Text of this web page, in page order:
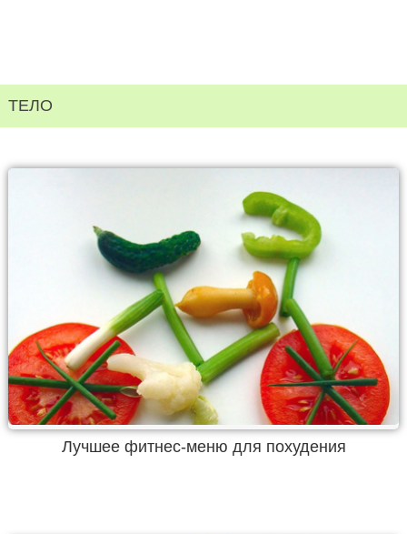
ТЕЛО
Лучшее фитнес-меню для похудения